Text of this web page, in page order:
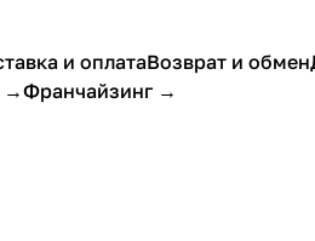
и оплатаВозврат и обмен
→Франчайзинг →